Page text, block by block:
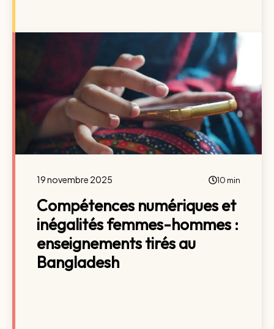
19 novembre 2025 10 min
Compétences numériques et
inégalités femmes-hommes :
enseignements tirés au
Bangladesh